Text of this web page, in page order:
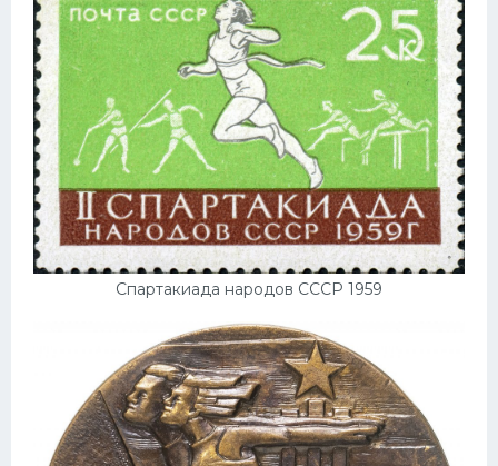
Спартакиада народов СССР 1959